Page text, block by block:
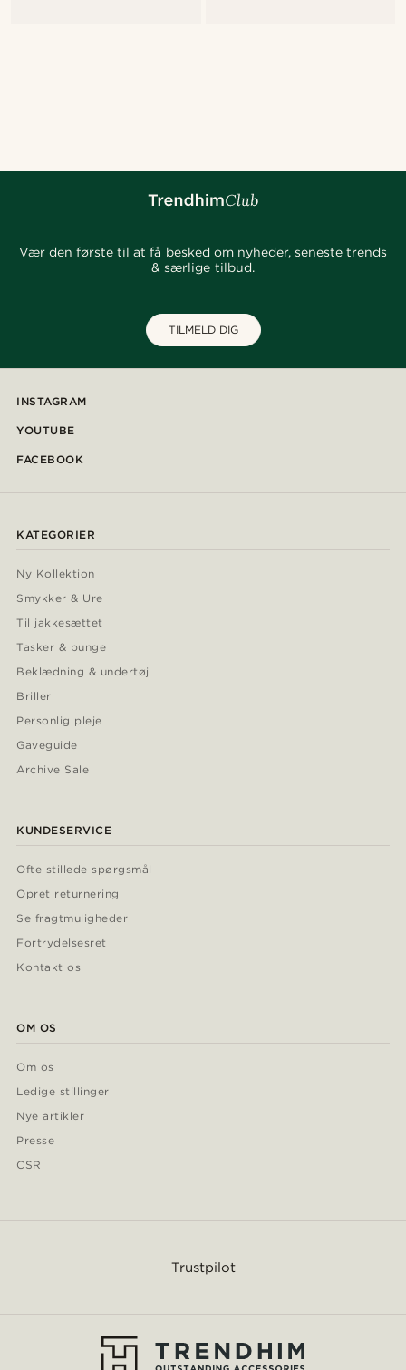
Vær den første til at få besked om nyheder, seneste trends
& særlige tilbud.
TILMELD DIG
INSTAGRAM
YOUTUBE
FACEBOOK
KATEGORIER
Ny Kollektion
Smykker & Ure
Til jakkesættet
Tasker & punge
Beklædning & undertøj
Briller
Personlig pleje
Gaveguide
Archive Sale
KUNDESERVICE
Ofte stillede spørgsmål
Opret returnering
Se fragtmuligheder
Fortrydelsesret
Kontakt os
OM OS
Om os
Ledige stillinger
Nye artikler
Presse
CSR
Trustpilot